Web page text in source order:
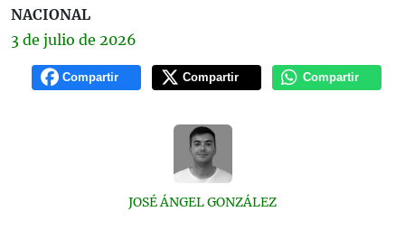
NACIONAL
3 de julio de 2026
Compartir Compartir Compartir
JOSÉ ÁNGEL GONZÁLEZ